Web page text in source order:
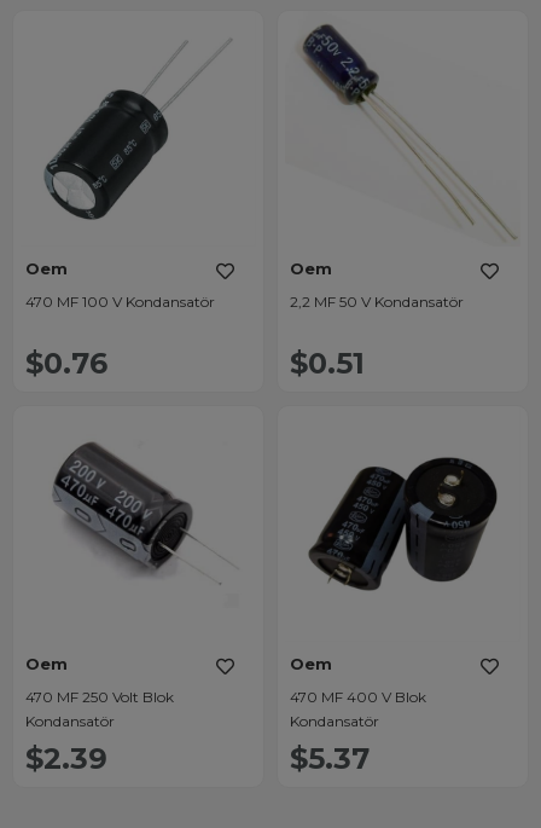
Oem
470 MF 100 V Kondansatör
$0.76
Oem
2,2 MF 50 V Kondansatör
$0.51
Oem
470 MF 250 Volt Blok
Kondansatör
$2.39
Oem
470 MF 400 V Blok
Kondansatör
$5.37